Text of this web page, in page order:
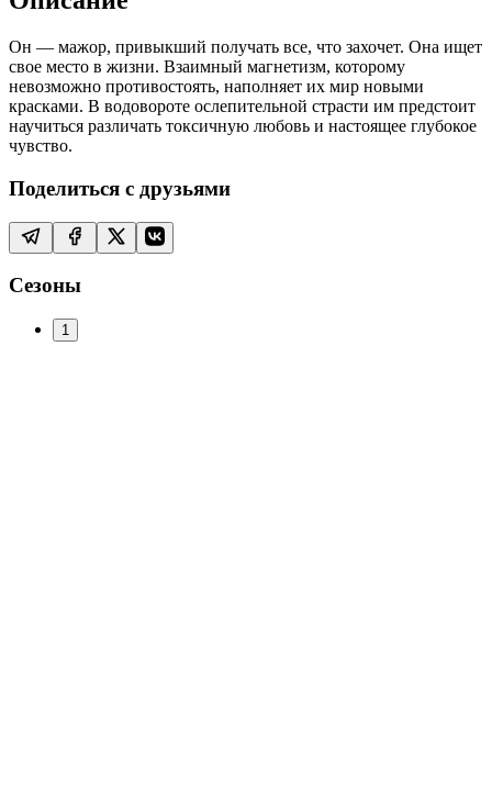
Он — мажор, привыкший получать все, что захочет. Она ищет
свое место в жизни. Взаимный магнетизм, которому
невозможно противостоять, наполняет их мир новыми
красками. В водовороте ослепительной страсти им предстоит
научиться различать токсичную любовь и настоящее глубокое
чувство.
Поделиться с друзьями
Сезоны
1